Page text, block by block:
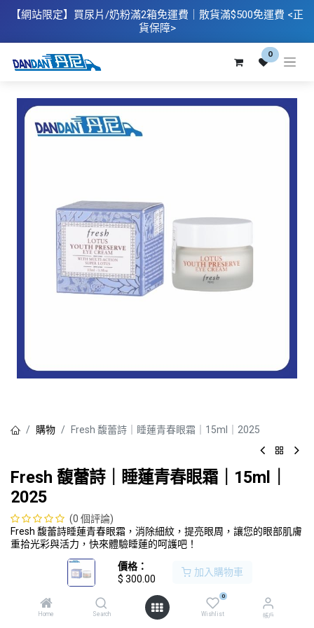
價格：
$ 300.00
加入購物車
Home Search
0
Wishlist 帳戶
【網站限定】 買尿片/奶粉滿2箱免運費｜散​貨滿$500免運費 <正
貨保障>
0
購物 Fresh 馥蕾詩｜睡蓮青春眼霜｜15ml｜2025
Fresh 馥蕾詩｜睡蓮青春眼霜｜15ml｜
2025
(0 個評論)
Fresh 馥蕾詩睡蓮青春眼霜，消除細紋，提亮眼周，讓您的眼部肌膚
重拾光彩與活力，快來體驗睡蓮的呵護吧！
加入購物車